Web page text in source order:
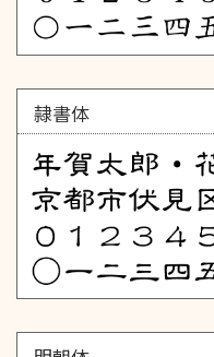
隷書体